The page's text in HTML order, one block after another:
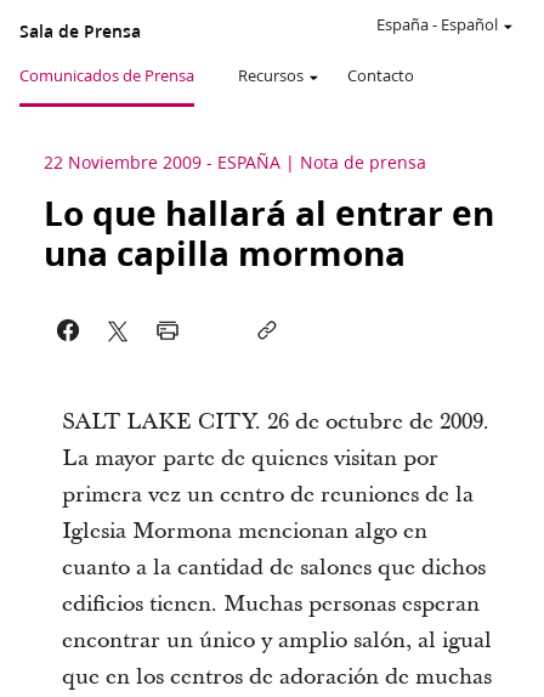
Sala de Prensa
Comunicados de Prensa Recursos Contacto
España- Español
22 Noviembre 2009 - ESPAÑA Nota de prensa
Lo que hallará al entrar en
una capilla mormona
SALT LAKE CITY. 26 de octubre de 2009.
La mayor parte de quienes visitan por
primera vez un centro de reuniones de la
Iglesia Mormona mencionan algo en
cuanto a la cantidad de salones que dichos
edificios tienen. Muchas personas esperan
encontrar un único y amplio salón, al igual
que en los centros de adoración de muchas